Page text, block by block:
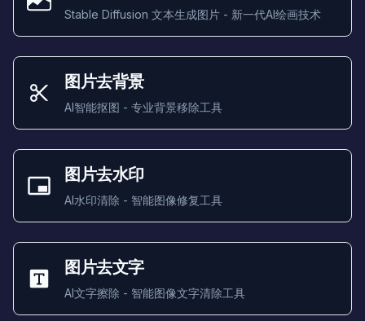
Stable Diffusion 文本生成图片 - 新一代AI绘画技术
图片去背景
AI智能抠图 - 专业背景移除工具
图片去水印
AI水印清除 - 智能图像修复工具
图片去文字
AI文字擦除 - 智能图像文字清除工具